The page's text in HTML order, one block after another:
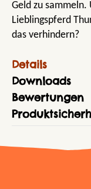
Geld zu
Lieblingspferd
das verhindern?
Details
Downloads
Bewertungen